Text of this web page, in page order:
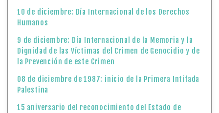
10 de diciembre: Día Internacional de los Derechos
Humanos
9 de diciembre: Día Internacional de la Memoria y la
Dignidad de las Víctimas del Crimen de Genocidio y de
la Prevención de este Crimen
08 de diciembre de 1987: inicio de la Primera Intifada
Palestina
15 aniversario del reconocimiento del Estado de